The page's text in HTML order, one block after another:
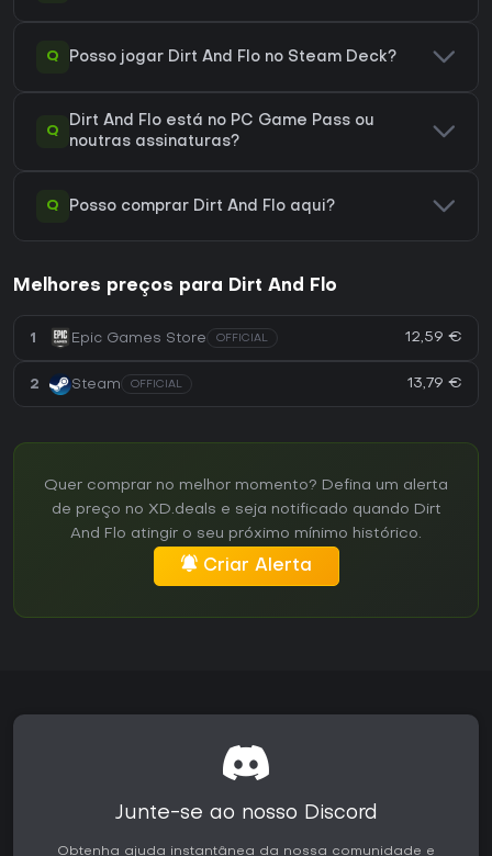
Q Posso jogar Dirt And Flo no Steam Deck?
Q
Dirt And Flo está no PC Game Pass ou
noutras assinaturas?
Q Posso comprar Dirt And Flo aqui?
Melhores preços para Dirt And Flo
1 Epic Games Store OFFICIAL 12,59 €
2 Steam OFFICIAL 13,79 €
Quer comprar no melhor momento? Defina um alerta
de preço no XD.deals e seja notificado quando Dirt
And Flo atingir o seu próximo mínimo histórico.
Criar Alerta
Junte-se ao nosso Discord
Obtenha ajuda instantânea da nossa comunidade e